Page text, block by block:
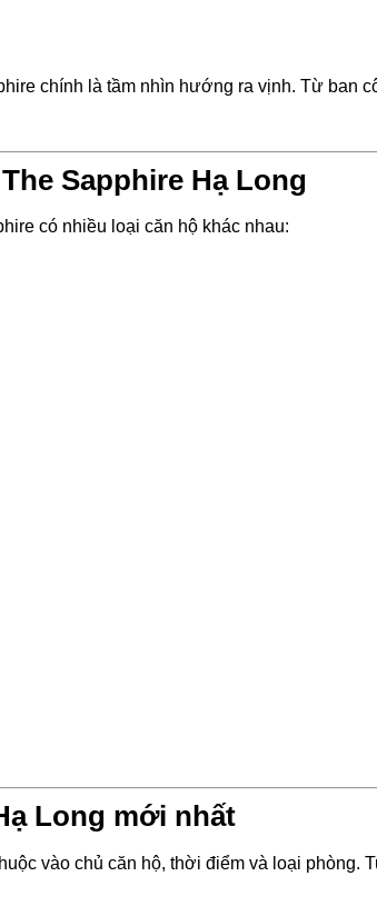
chính là tầm nhìn hướng ra vịnh. Từ ban
Sapphire Hạ Long
có nhiều loại căn hộ khác nhau:
Long mới nhất
vào chủ căn hộ, thời điểm và loại phòng.